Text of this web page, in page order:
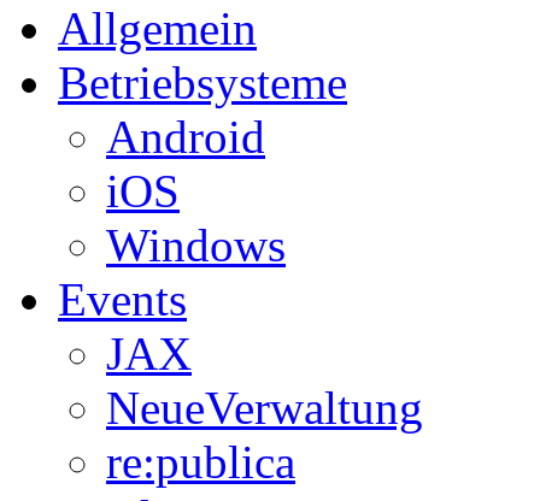
Allgemein
Betriebsysteme
Android
iOS
Windows
Events
JAX
NeueVerwaltung
re:publica